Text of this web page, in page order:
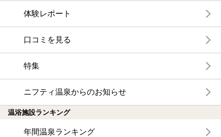
体験レポート
口コミを見る
特集
ニフティ温泉からのお知らせ
温浴施設ランキング
年間温泉ランキング